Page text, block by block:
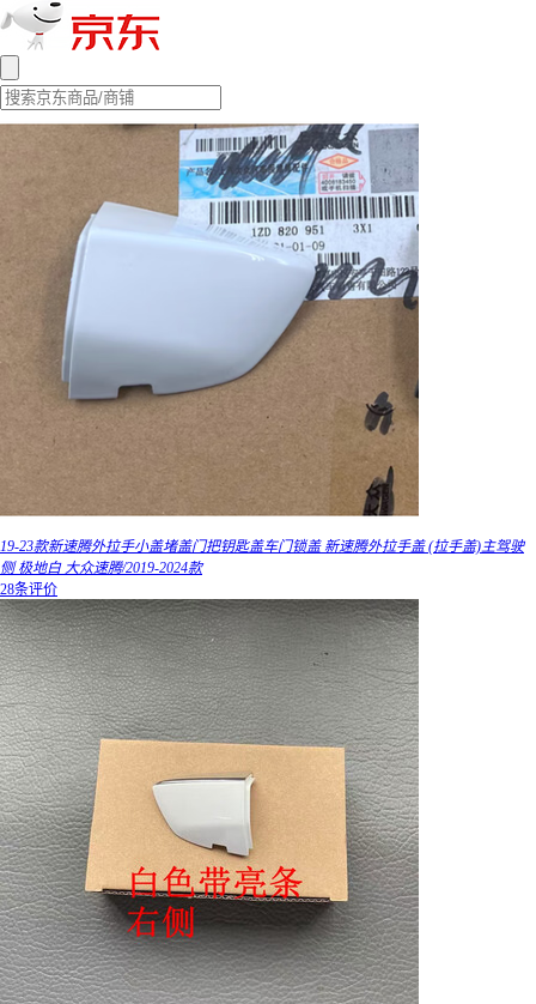
19-23款新速腾外拉手小盖堵盖门把钥匙盖车门锁盖 新速腾外拉手盖 (拉手盖)主驾驶
侧 极地白 大众速腾/2019-2024款
28条评价